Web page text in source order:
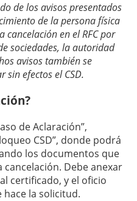
de los avisos presentados
de la persona física
en el RFC por
sociedades, la autoridad
avisos también se
efectos el CSD.
de Aclaración”,
CSD”, donde podrá
los documentos que
Debe anexar
certificado, y el oficio
la solicitud.